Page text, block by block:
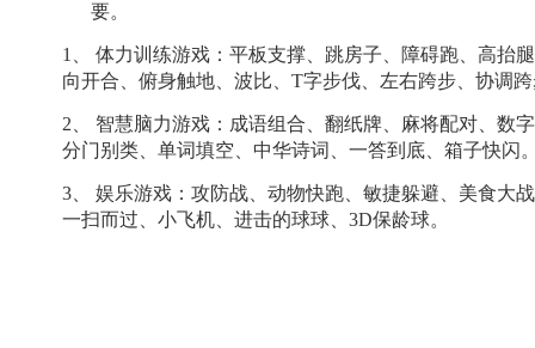
要。
1、 体力训练游戏：平板支撑、跳房子、障碍跑、高抬
向开合、俯身触地、波比、 T字步伐、左右跨步、协调
2、 智慧脑力游戏：成语组合、翻纸牌、麻将配对、数
分门别类、单词填空、中华诗词、一答到底、箱子快闪
3、 娱乐游戏：攻防战、动物快跑、敏捷躲避、美食大
一扫而过、小飞机、进击的球球、3D保龄球。